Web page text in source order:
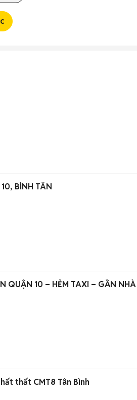
BÌNH TÂN
QUẬN 10 – HẺM TAXI – GẦN
thất CMT8 Tân Bình